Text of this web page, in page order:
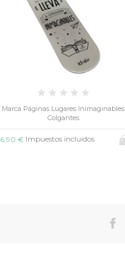
Marca Páginas Lugares Inimaginables
Colgantes
€ Impuestos incluidos